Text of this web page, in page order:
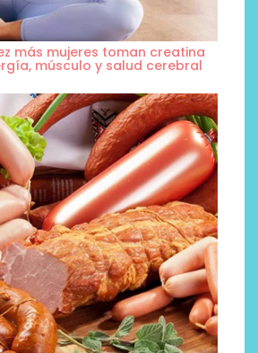
más mujeres toman creatina
músculo y salud cerebral